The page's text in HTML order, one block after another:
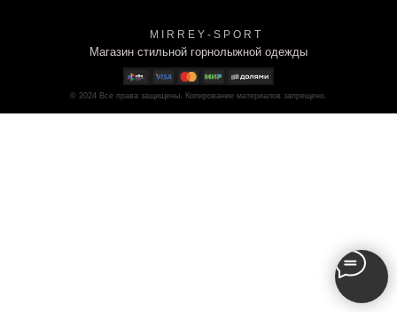
M I R R E Y - S P O R T
Магазин стильной горнолыжной одежды
© 2024 Все права защищены. Копирование материалов запрещено.